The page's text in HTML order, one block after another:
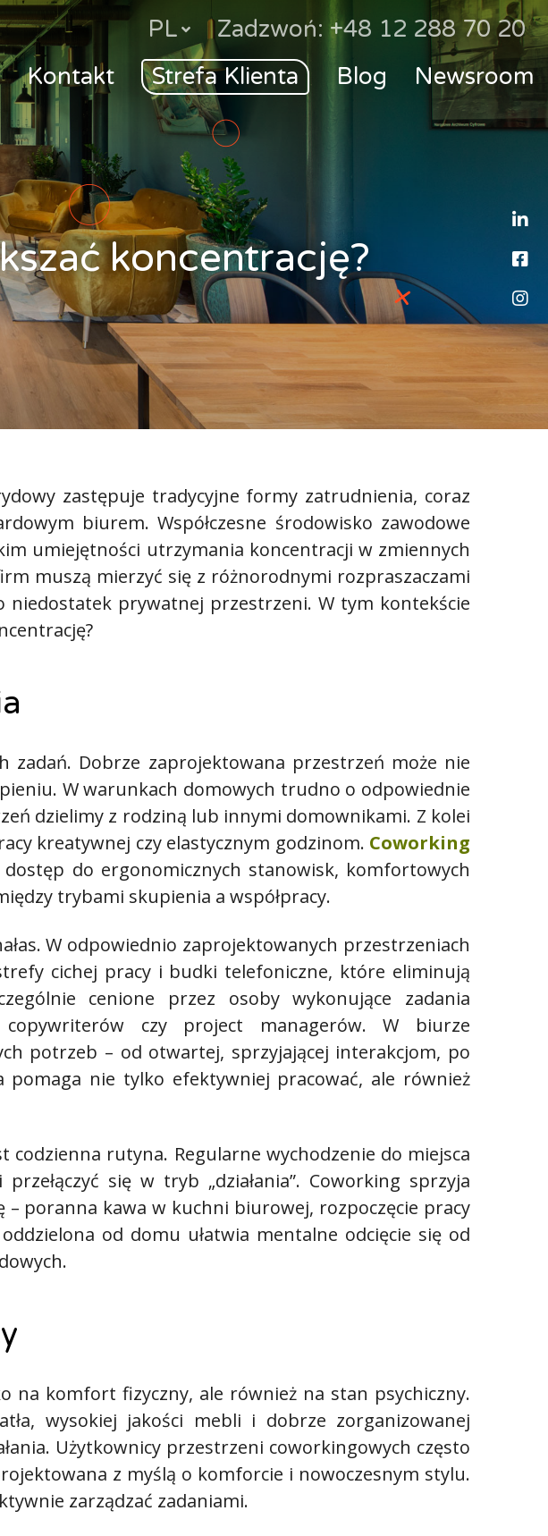
PL
Zadzwoń: +48 12 288 70 20
Kontakt Strefa Klienta Blog Newsroom
koncentrację?
zastępuje tradycyjne formy zatrudnienia, coraz
biurem. Współczesne środowisko zawodowe
umiejętności utrzymania koncentracji w zmiennych
muszą mierzyć się z różnorodnymi rozpraszaczami
prywatnej przestrzeni. W tym kontekście
zadań. Dobrze zaprojektowana przestrzeń może nie
W warunkach domowych trudno o odpowiednie
dzielimy z rodziną lub innymi domownikami. Z kolei
kreatywnej czy elastycznym godzinom. Coworking
do ergonomicznych stanowisk, komfortowych
trybami skupienia a współpracy.
W odpowiednio zaprojektowanych przestrzeniach
cichej pracy i budki telefoniczne, które eliminują
cenione przez osoby wykonujące zadania
czy project managerów. W biurze
potrzeb – od otwartej, sprzyjającej interakcjom, po
pomaga nie tylko efektywniej pracować, ale również
codzienna rutyna. Regularne wychodzenie do miejsca
się w tryb „działania”. Coworking sprzyja
poranna kawa w kuchni biurowej, rozpoczęcie pracy
od domu ułatwia mentalne odcięcie się od
na komfort fizyczny, ale również na stan psychiczny.
wysokiej jakości mebli i dobrze zorganizowanej
Użytkownicy przestrzeni coworkingowych często
z myślą o komforcie i nowoczesnym stylu.
zarządzać zadaniami.